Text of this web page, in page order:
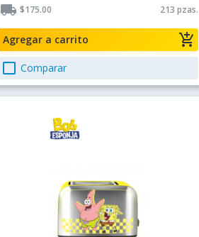
local_shipping $175.00 213 pzas.
add_shopping_cart
Agregar a carrito
check_box_outline_blank Comparar